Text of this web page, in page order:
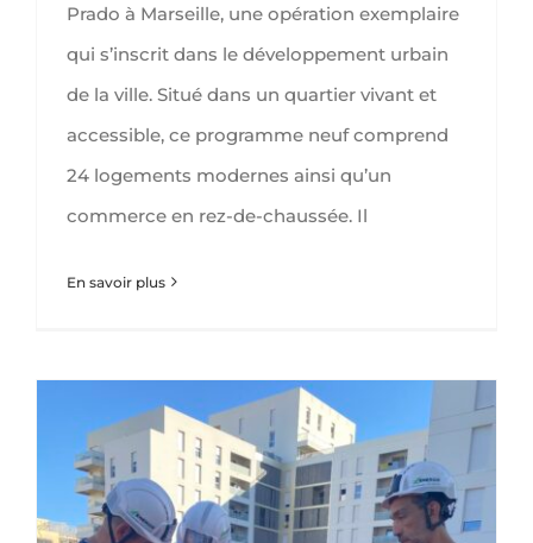
Prado à Marseille, une opération exemplaire
qui s’inscrit dans le développement urbain
de la ville. Situé dans un quartier vivant et
accessible, ce programme neuf comprend
24 logements modernes ainsi qu’un
commerce en rez-de-chaussée. Il
En savoir plus